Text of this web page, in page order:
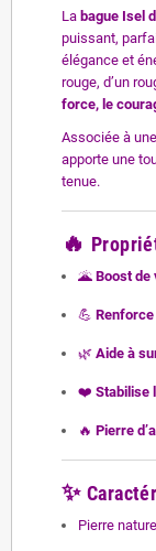
La bague Isel
puissant,
élégance et
rouge, d’un
force, le
Associée à
apporte une
tenue.
🔥
🌋 Boost de
💪
🌿 Aide à
❤️ Stabilise
🔥 Pierre
✨
Pierre